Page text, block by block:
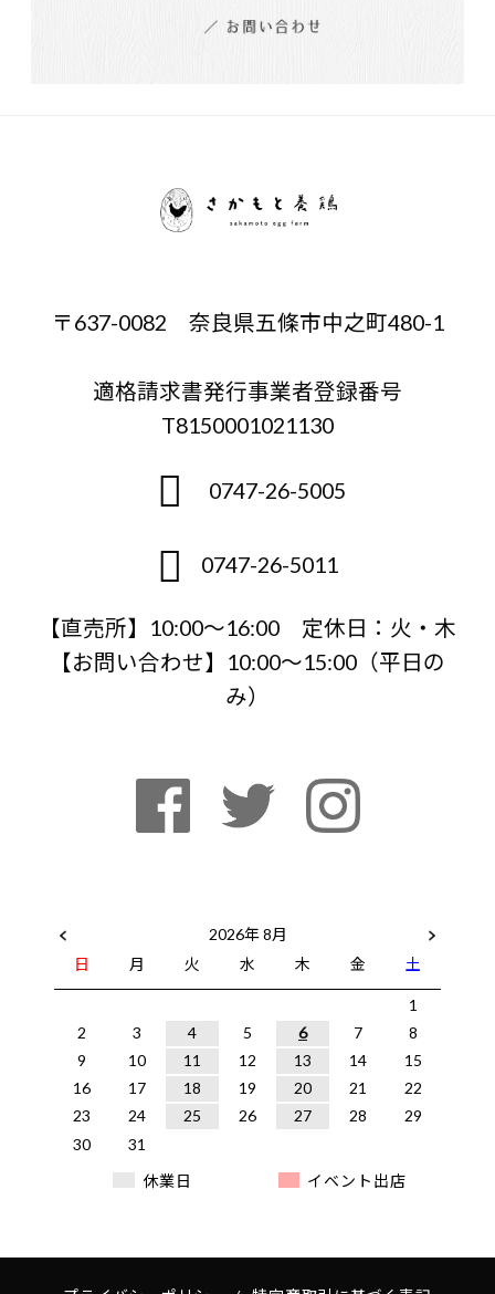
〒637-0082 奈良県五條市中之町480-1
適格請求書発行事業者登録番号
T8150001021130
0747-26-5005
0747-26-5011
【直売所】10:00〜16:00 定休日：火・木
【お問い合わせ】10:00～15:00（平日の
み）
2026年 8月
日
月 火 水 木 金 土
1
2
3 4 5 6 7
8
9
10 11 12 13 14
15
16
17 18 19 20 21
22
23
24 25 26 27 28
29
30
31
休業日
イベント出店